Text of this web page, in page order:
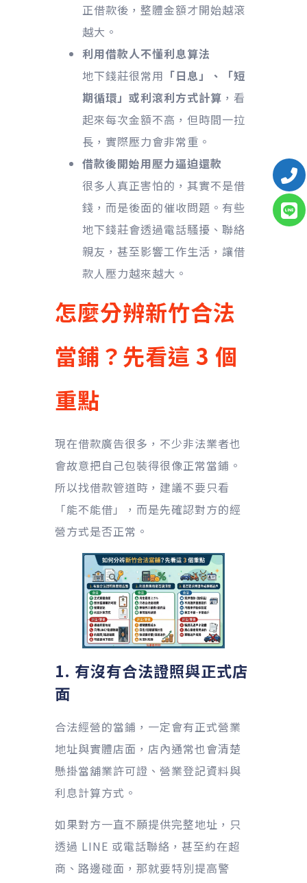
正借款後，整體金額才開始越滾
越大。
利用借款人不懂利息算法
地下錢莊很常用 「日息」、「短
期循環」或利滾利方式計算 ，看
起來每次金額不高，但時間一拉
長，實際壓力會非常重。
借款後開始用壓力逼迫還款
很多人真正害怕的，其實不是借
錢，而是後面的催收問題。有些
地下錢莊會透過電話騷擾、聯絡
親友，甚至影響工作生活，讓借
款人壓力越來越大。
怎麼分辨新竹合法
當鋪？先看這 3 個
重點
現在借款廣告很多，不少非法業者也
會故意把自己包裝得很像正常當鋪。
所以找借款管道時，建議不要只看
「能不能借」，而是先確認對方的經
營方式是否正常。
1. 有沒有合法證照與正式店
面
合法經營的當鋪，一定會有正式營業
地址與實體店面，店內通常也會清楚
懸掛當舖業許可證、營業登記資料與
利息計算方式。
如果對方一直不願提供完整地址，只
透過 LINE 或電話聯絡，甚至約在超
商、路邊碰面，那就要特別提高警